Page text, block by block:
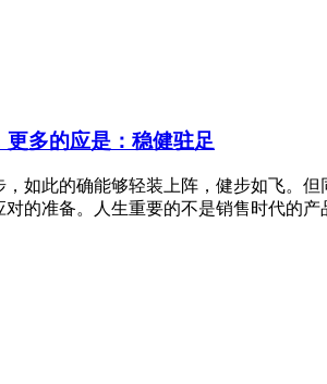
多的应是：稳健驻足
如此的确能够轻装上阵，健步如飞。
的准备。人生重要的不是销售时代的产